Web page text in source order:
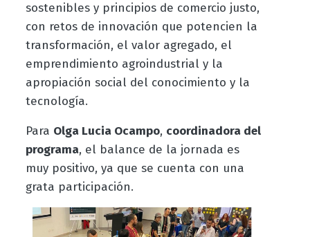
sostenibles y principios de comercio justo,
con retos de innovación que potencien la
transformación, el valor agregado, el
emprendimiento agroindustrial y la
apropiación social del conocimiento y la
tecnología.
Para Olga Lucia Ocampo, coordinadora del
programa, el balance de la jornada es
muy positivo, ya que se cuenta con una
grata participación.